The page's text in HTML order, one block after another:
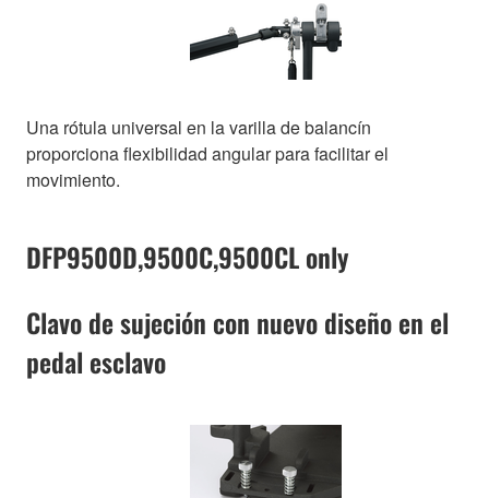
Una rótula universal en la varilla de balancín
proporciona flexibilidad angular para facilitar el
movimiento.
DFP9500D,9500C,9500CL only
Clavo de sujeción con nuevo diseño en el
pedal esclavo